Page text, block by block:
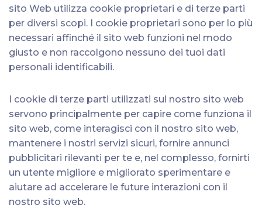
sito Web utilizza cookie proprietari e di terze parti
per diversi scopi. I cookie proprietari sono per lo più
necessari affinché il sito web funzioni nel modo
giusto e non raccolgono nessuno dei tuoi dati
personali identificabili.
I cookie di terze parti utilizzati sul nostro sito web
servono principalmente per capire come funziona il
sito web, come interagisci con il nostro sito web,
mantenere i nostri servizi sicuri, fornire annunci
pubblicitari rilevanti per te e, nel complesso, fornirti
un utente migliore e migliorato sperimentare e
aiutare ad accelerare le future interazioni con il
nostro sito web.